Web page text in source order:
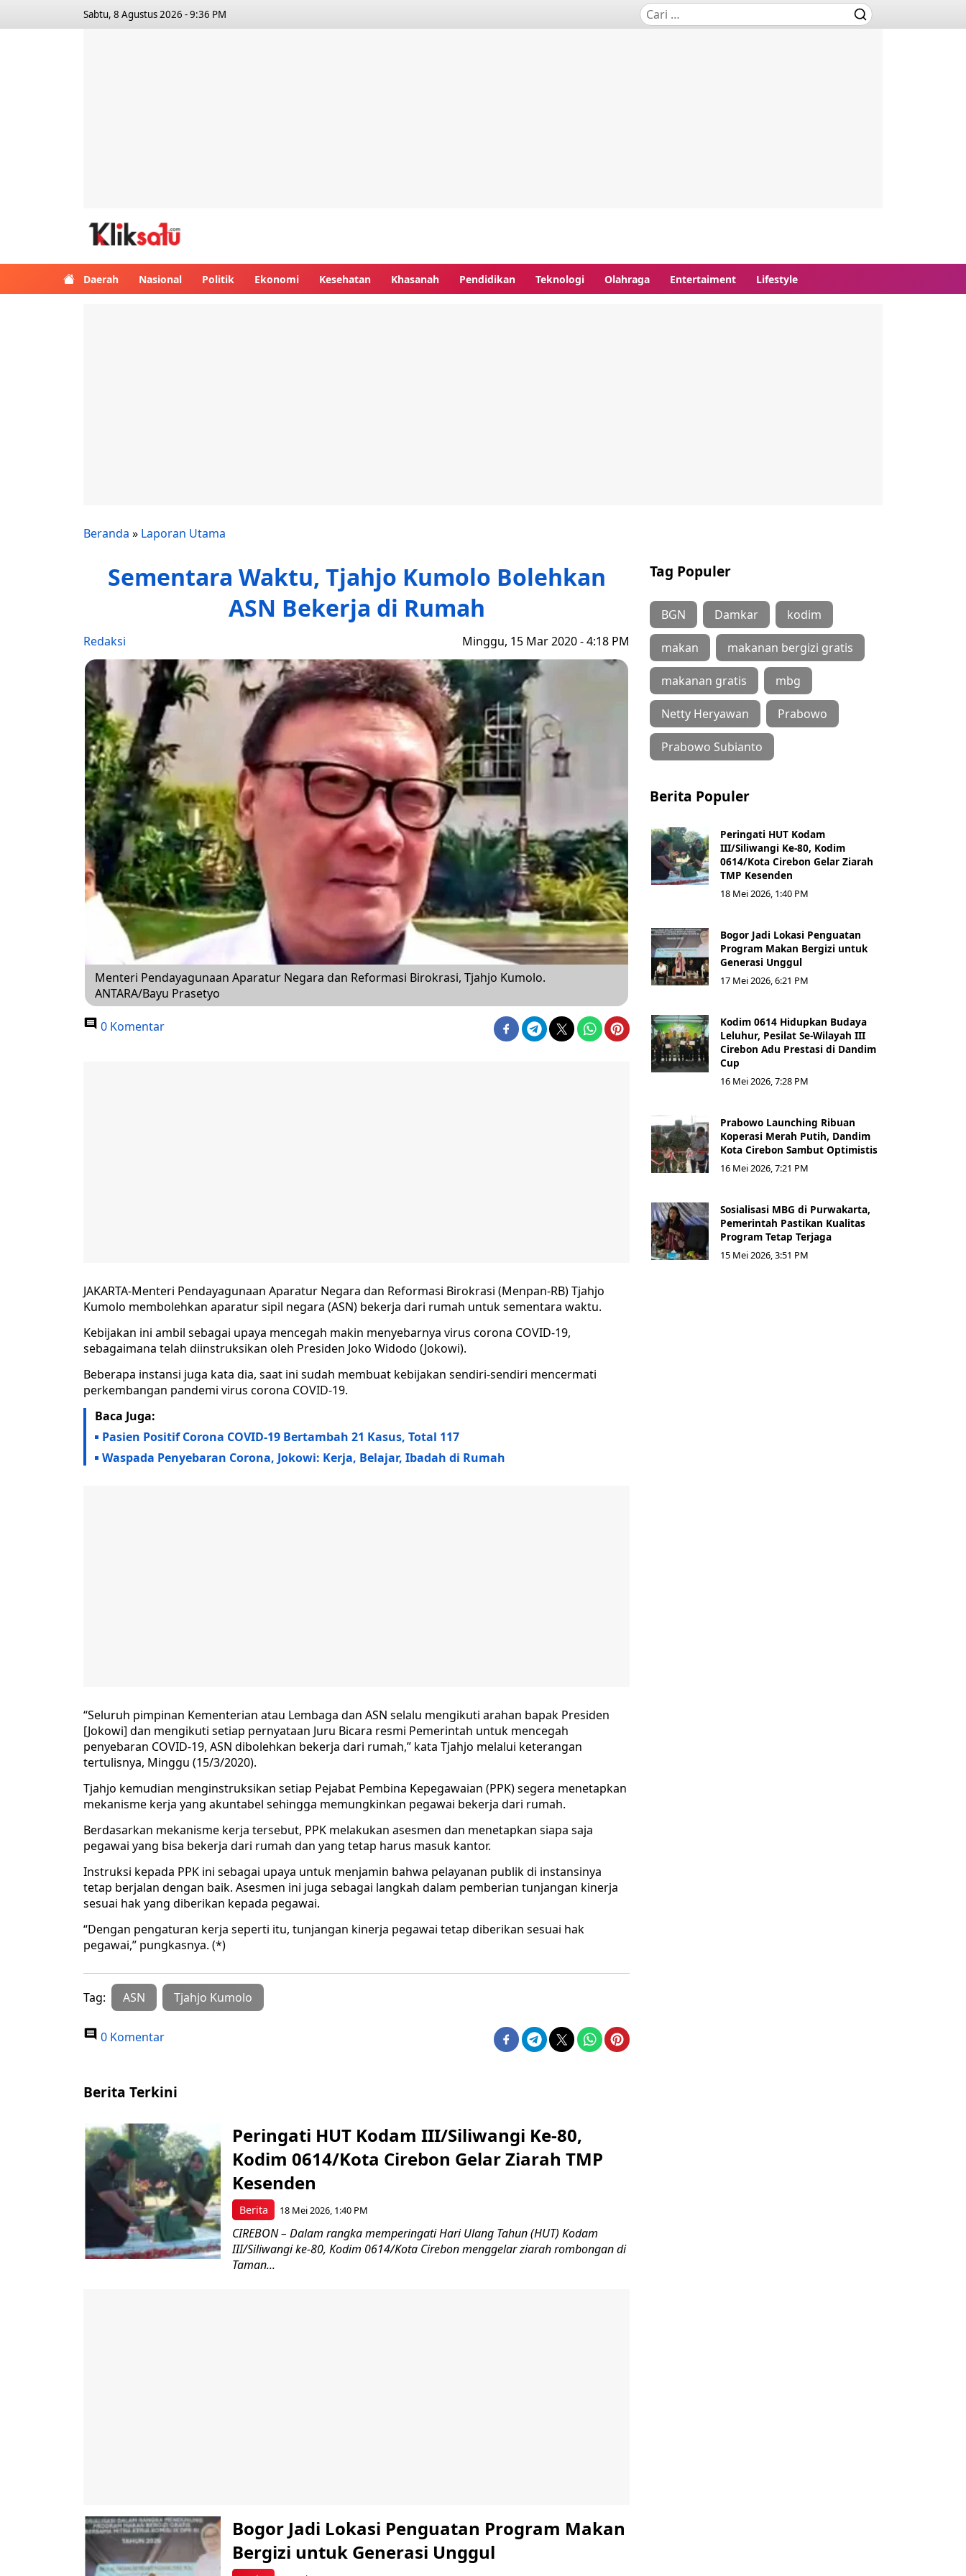
Sabtu, 8 Agustus 2026 - 9:36 PM
Daerah Nasional Politik Ekonomi Kesehatan Khasanah Pendidikan Teknologi Olahraga Entertaiment Lifestyle
Beranda » Laporan Utama
Sementara Waktu, Tjahjo Kumolo Bolehkan
ASN Bekerja di Rumah
Redaksi Minggu, 15 Mar 2020 - 4:18 PM
Menteri Pendayagunaan Aparatur Negara dan Reformasi Birokrasi, Tjahjo Kumolo.
ANTARA/Bayu Prasetyo
0 Komentar
JAKARTA-Menteri Pendayagunaan Aparatur Negara dan Reformasi Birokrasi (Menpan-RB) Tjahjo
Kumolo membolehkan aparatur sipil negara (ASN) bekerja dari rumah untuk sementara waktu.
Kebijakan ini ambil sebagai upaya mencegah makin menyebarnya virus corona COVID-19,
sebagaimana telah diinstruksikan oleh Presiden Joko Widodo (Jokowi).
Beberapa instansi juga kata dia, saat ini sudah membuat kebijakan sendiri-sendiri mencermati
perkembangan pandemi virus corona COVID-19.
Baca Juga:
Pasien Positif Corona COVID-19 Bertambah 21 Kasus, Total 117
Waspada Penyebaran Corona, Jokowi: Kerja, Belajar, Ibadah di Rumah
“Seluruh pimpinan Kementerian atau Lembaga dan ASN selalu mengikuti arahan bapak Presiden
[Jokowi] dan mengikuti setiap pernyataan Juru Bicara resmi Pemerintah untuk mencegah
penyebaran COVID-19, ASN dibolehkan bekerja dari rumah,” kata Tjahjo melalui keterangan
tertulisnya, Minggu (15/3/2020).
Tjahjo kemudian menginstruksikan setiap Pejabat Pembina Kepegawaian (PPK) segera menetapkan
mekanisme kerja yang akuntabel sehingga memungkinkan pegawai bekerja dari rumah.
Berdasarkan mekanisme kerja tersebut, PPK melakukan asesmen dan menetapkan siapa saja
pegawai yang bisa bekerja dari rumah dan yang tetap harus masuk kantor.
Instruksi kepada PPK ini sebagai upaya untuk menjamin bahwa pelayanan publik di instansinya
tetap berjalan dengan baik. Asesmen ini juga sebagai langkah dalam pemberian tunjangan kinerja
sesuai hak yang diberikan kepada pegawai.
“Dengan pengaturan kerja seperti itu, tunjangan kinerja pegawai tetap diberikan sesuai hak
pegawai,” pungkasnya. (*)
Tag: ASN Tjahjo Kumolo
0 Komentar
Tag Populer
BGN Damkar kodim
makan makanan bergizi gratis
makanan gratis mbg
Netty Heryawan Prabowo
Prabowo Subianto
Berita Populer
Peringati HUT Kodam
III/Siliwangi Ke-80, Kodim
0614/Kota Cirebon Gelar Ziarah
TMP Kesenden
18 Mei 2026, 1:40 PM
Bogor Jadi Lokasi Penguatan
Program Makan Bergizi untuk
Generasi Unggul
17 Mei 2026, 6:21 PM
Kodim 0614 Hidupkan Budaya
Leluhur, Pesilat Se-Wilayah III
Cirebon Adu Prestasi di Dandim
Cup
16 Mei 2026, 7:28 PM
Prabowo Launching Ribuan
Koperasi Merah Putih, Dandim
Kota Cirebon Sambut Optimistis
16 Mei 2026, 7:21 PM
Sosialisasi MBG di Purwakarta,
Pemerintah Pastikan Kualitas
Program Tetap Terjaga
15 Mei 2026, 3:51 PM
Berita Terkini
Berita
Peringati HUT Kodam III/Siliwangi Ke-80,
Kodim 0614/Kota Cirebon Gelar Ziarah TMP
Kesenden
18 Mei 2026, 1:40 PM
CIREBON – Dalam rangka memperingati Hari Ulang Tahun (HUT) Kodam
III/Siliwangi ke-80, Kodim 0614/Kota Cirebon menggelar ziarah rombongan di
Taman...
Bogor Jadi Lokasi Penguatan Program Makan
Bergizi untuk Generasi Unggul